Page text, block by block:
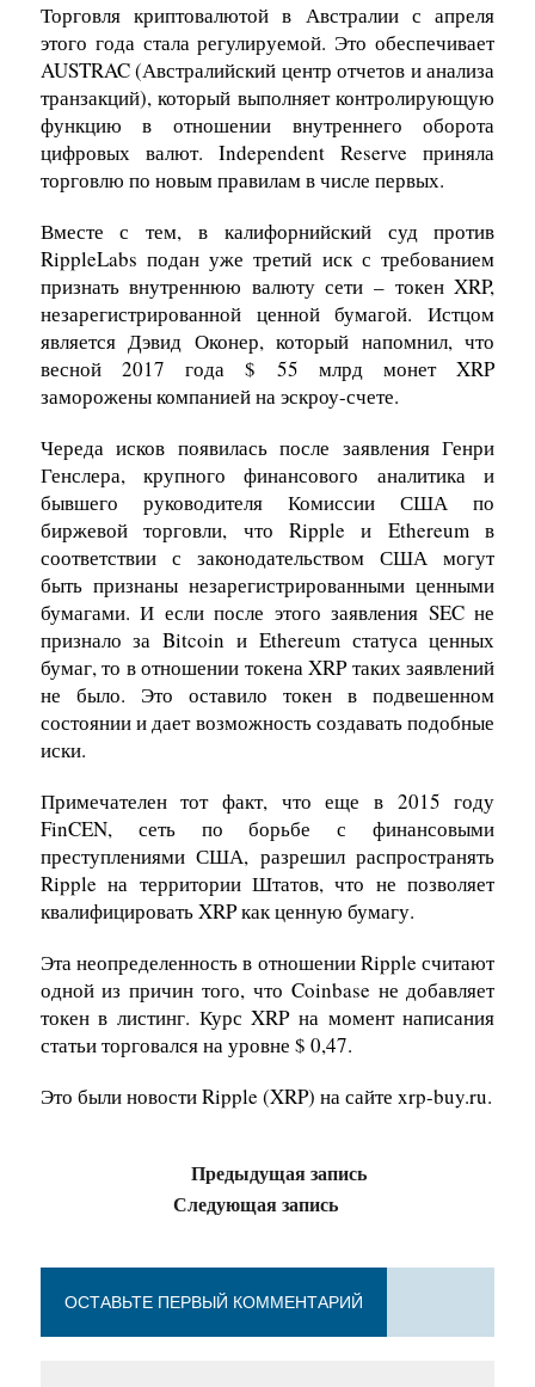
Торговля криптовалютой в Австралии с апреля
этого года стала регулируемой. Это обеспечивает
AUSTRAC (Австралийский центр отчетов и анализа
транзакций), который выполняет контролирующую
функцию в отношении внутреннего оборота
цифровых валют. Independent Reserve приняла
торговлю по новым правилам в числе первых.
Вместе с тем, в калифорнийский суд против
RippleLabs подан уже третий иск с требованием
признать внутреннюю валюту сети – токен XRP,
незарегистрированной ценной бумагой. Истцом
является Дэвид Оконер, который напомнил, что
весной 2017 года $ 55 млрд монет XRP
заморожены компанией на эскроу-счете.
Череда исков появилась после заявления Генри
Генслера, крупного финансового аналитика и
бывшего руководителя Комиссии США по
биржевой торговли, что Ripple и Ethereum в
соответствии с законодательством США могут
быть признаны незарегистрированными ценными
бумагами. И если после этого заявления SEC не
признало за Bitcoin и Ethereum статуса ценных
бумаг, то в отношении токена XRP таких заявлений
не было. Это оставило токен в подвешенном
состоянии и дает возможность создавать подобные
иски.
Примечателен тот факт, что еще в 2015 году
FinCEN, сеть по борьбе с финансовыми
преступлениями США, разрешил распространять
Ripple на территории Штатов, что не позволяет
квалифицировать XRP как ценную бумагу.
Эта неопределенность в отношении Ripple считают
одной из причин того, что Coinbase не добавляет
токен в листинг. Курс XRP на момент написания
статьи торговался на уровне $ 0,47.
Это были новости Ripple (XRP) на сайте xrp-buy.ru.
Предыдущая запись
Следующая запись
ОСТАВЬТЕ ПЕРВЫЙ КОММЕНТАРИЙ